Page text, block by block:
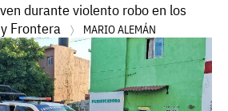
durante violento robo en los
Frontera
MARIO ALEMÁN